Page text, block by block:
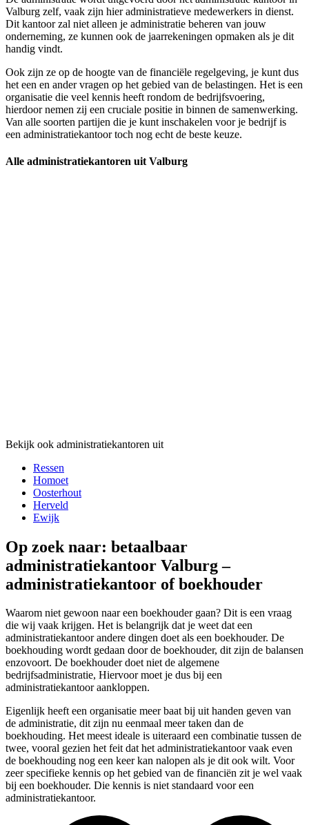
Valburg zelf, vaak zijn hier administratieve medewerkers in dienst.
Dit kantoor zal niet alleen je administratie beheren van jouw
onderneming, ze kunnen ook de jaarrekeningen opmaken als je dit
handig vindt.
Ook zijn ze op de hoogte van de financiële regelgeving, je kunt dus
het een en ander vragen op het gebied van de belastingen. Het is een
organisatie die veel kennis heeft rondom de bedrijfsvoering,
hierdoor nemen zij een cruciale positie in binnen de samenwerking.
Van alle soorten partijen die je kunt inschakelen voor je bedrijf is
een administratiekantoor toch nog echt de beste keuze.
Alle administratiekantoren uit Valburg
Bekijk ook administratiekantoren uit
Ressen
Homoet
Oosterhout
Herveld
Ewijk
Op zoek naar: betaalbaar
administratiekantoor Valburg –
administratiekantoor of boekhouder
Waarom niet gewoon naar een boekhouder gaan? Dit is een vraag
die wij vaak krijgen. Het is belangrijk dat je weet dat een
administratiekantoor andere dingen doet als een boekhouder. De
boekhouding wordt gedaan door de boekhouder, dit zijn de balansen
enzovoort. De boekhouder doet niet de algemene
bedrijfsadministratie, Hiervoor moet je dus bij een
administratiekantoor aankloppen.
Eigenlijk heeft een organisatie meer baat bij uit handen geven van
de administratie, dit zijn nu eenmaal meer taken dan de
boekhouding. Het meest ideale is uiteraard een combinatie tussen de
twee, vooral gezien het feit dat het administratiekantoor vaak even
de boekhouding nog een keer kan nalopen als je dit ook wilt. Voor
zeer specifieke kennis op het gebied van de financiën zit je wel vaak
bij een boekhouder. Die kennis is niet standaard voor een
administratiekantoor.